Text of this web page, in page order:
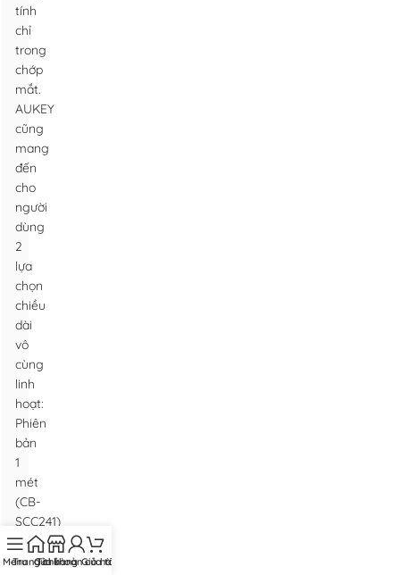
tính
chỉ
trong
chớp
mắt.
AUKEY
cũng
mang
đến
cho
người
dùng
2
lựa
chọn
chiều
dài
vô
cùng
linh
hoạt:
Phiên
bản
1
mét
(CB-
SCC241)
nhỏ
gọn
Menu
Trang chủ
Cửa hàng
Tài khoản của tôi
Giỏ hàng